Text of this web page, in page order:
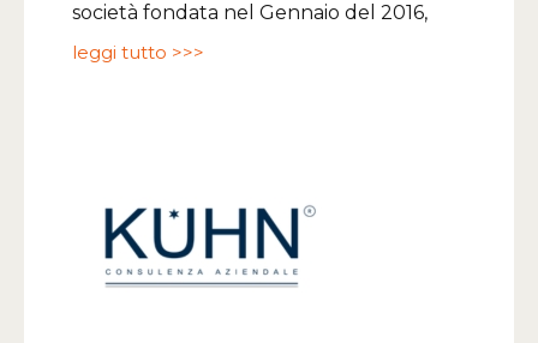
società fondata nel Gennaio del 2016,
leggi tutto >>>